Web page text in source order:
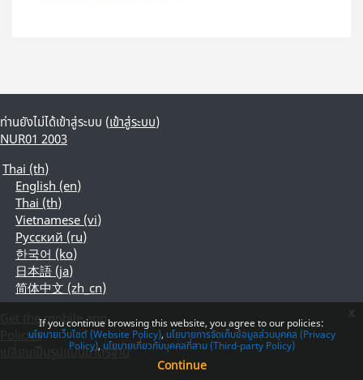
ท่านยังไม่ได้เข้าสู่ระบบ (เข้าสู่ระบบ)
์NUR01 2003
Thai ‎(th)‎
English ‎(en)‎
Thai ‎(th)‎
Vietnamese ‎(vi)‎
Русский ‎(ru)‎
한국어 ‎(ko)‎
日本語 ‎(ja)‎
简体中文 ‎(zh_cn)‎
Get the mobile app
Policies
เปลี่ยนเป็นรูปแบบมาตรฐาน
If you continue browsing this website, you agree to our policies:
นโยบายเว็บไซต์ (Website Policy) นโยบายการจัดเก็บข้อมูลส่วนบุคคล (Privacy
Policy) นโยบายเกี่ยวกับบุคคลที่สาม (Third-party Policy)
Continue
x